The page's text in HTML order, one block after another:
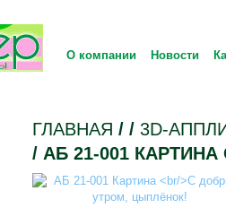
О компании Новости
ГЛАВНАЯ / / 3D-
/ АБ 21-001